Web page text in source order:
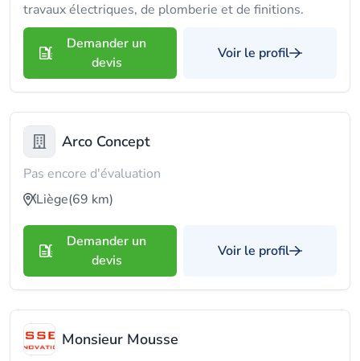
travaux électriques, de plomberie et de finitions.
Demander un
devis
Voir le profil
Arco Concept
Pas encore d'évaluation
Liège(69 km)
Demander un
devis
Voir le profil
Monsieur Mousse